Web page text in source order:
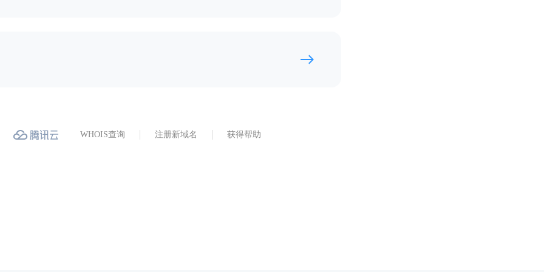
WHOIS查询 注册新域名 获得帮助